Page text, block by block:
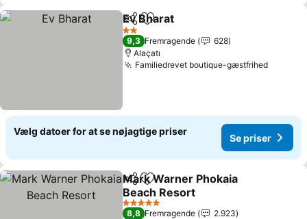
Del Føj til favoritter
Ev Bharat
2 Stjerner
9,3 Fremragende
628
Alaçatı
Familiedrevet boutique-gæstfrihedSe
Vælg datoer for at se nøjagtige priser
Se priser
Del Føj til favoritter
Mark Warner Phokaia
Beach Resort
Se priser
5 Stjerner
8,8 Fremragende
2.923